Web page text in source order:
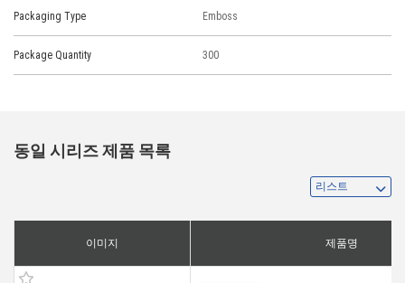
Packaging Type Emboss
Package Quantity 300
동일 시리즈 제품 목록
이미지 제품명